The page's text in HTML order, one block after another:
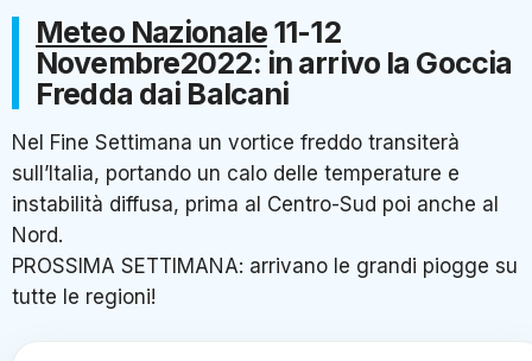
Meteo Nazionale11-12
Novembre2022: in arrivo la Goccia
Fredda dai Balcani
Nel Fine Settimana un vortice freddo transiterà
sull’Italia, portando un calo delle temperature e
instabilità diffusa, prima al Centro-Sud poi anche al
Nord.
PROSSIMA SETTIMANA: arrivano le grandi piogge su
tutte le regioni!